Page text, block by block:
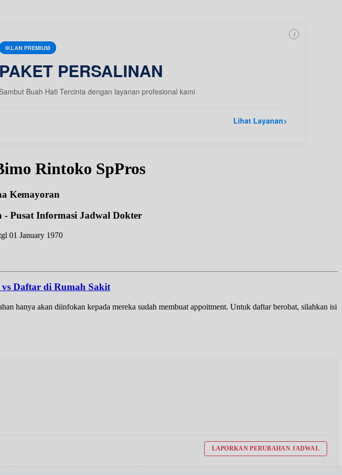
IKLAN PREMIUM
PAKET PERSALINAN
Sambut Buah Hati Tercinta dengan layanan profesional kami
Lihat Layanan>
i
Rintoko SpPros
Kemayoran
Pusat Informasi Jadwal Dokter
01 January 1970
Daftar di Rumah Sakit
hanya akan diinfokan kepada mereka sudah membuat appoitment. Untuk daftar berobat, silahkan isi
LAPORKAN PERUBAHAN JADWAL